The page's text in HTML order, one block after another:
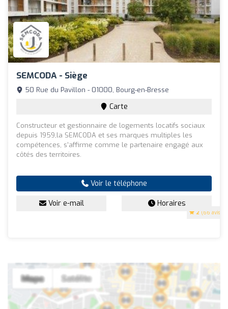
SEMCODA - Siège
2 (66 avis)
50 Rue du Pavillon - 01000, Bourg-en-Bresse
Carte
Constructeur et gestionnaire de logements locatifs sociaux
depuis 1959,la SEMCODA et ses marques multiples les
compétences, s’affirme comme le partenaire engagé aux
côtés des territoires.
Voir le téléphone
Voir e-mail Horaires